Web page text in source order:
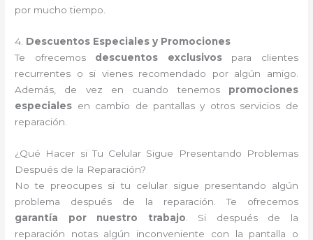
por mucho tiempo.
4. Descuentos Especiales y Promociones
Te ofrecemos descuentos exclusivospara clientes
recurrentes o si vienes recomendado por algún amigo.
Además, de vez en cuando tenemos promociones
especiales en cambio de pantallas y otros servicios de
reparación.
¿Qué Hacer si Tu Celular Sigue Presentando Problemas
Después de la Reparación?
No te preocupes si tu celular sigue presentando algún
problema después de la reparación. Te ofrecemos
garantía por nuestro trabajo . Si después de la
reparación notas algún inconveniente con la pantalla o